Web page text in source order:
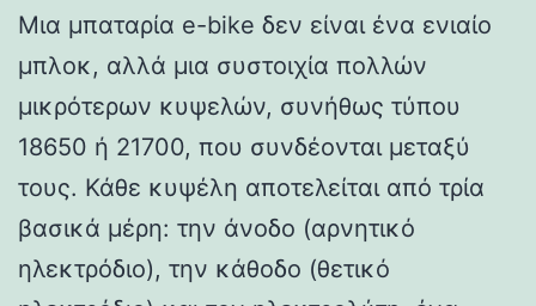
Μια μπαταρία e-bike δεν είναι ένα ενιαίο
μπλοκ, αλλά μια συστοιχία πολλών
μικρότερων κυψελών, συνήθως τύπου
18650 ή 21700, που συνδέονται μεταξύ
τους. Κάθε κυψέλη αποτελείται από τρία
βασικά μέρη: την άνοδο (αρνητικό
ηλεκτρόδιο), την κάθοδο (θετικό